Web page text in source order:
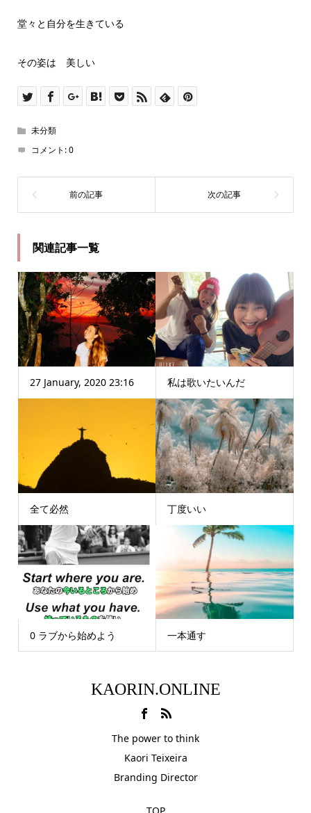
堂々と自分を生きている
その姿は 美しい
未分類
コメント:0
関連記事一覧
27 January, 2020 23:16 私は歌いたいんだ
全て必然 丁度いい
0 ラブから始めよう 一本通す
KAORIN.ONLINE
The power to think
Kaori Teixeira
Branding Director